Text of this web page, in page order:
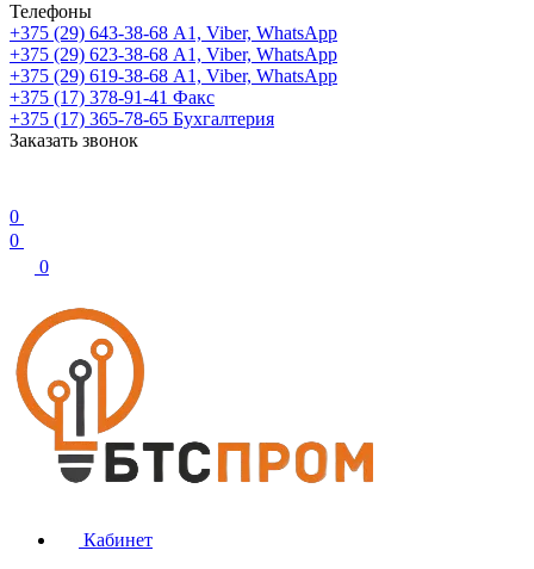
Телефоны
+375 (29) 643-38-68 А1, Viber, WhatsApp
+375 (29) 623-38-68 А1, Viber, WhatsApp
+375 (29) 619-38-68 А1, Viber, WhatsApp
+375 (17) 378-91-41 Факс
+375 (17) 365-78-65 Бухгалтерия
Заказать звонок
0
0
0
Кабинет